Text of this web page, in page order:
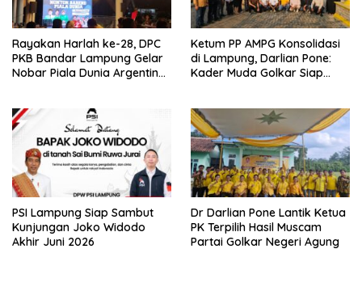
Rayakan Harlah ke-28, DPC
PKB Bandar Lampung Gelar
Nobar Piala Dunia Argentina
Ketum PP AMPG Konsolidasi
di Lampung, Darlian Pone:
Kader Muda Golkar Siap
PSI Lampung Siap Sambut
Kunjungan Joko Widodo
Akhir Juni 2026
Dr Darlian Pone Lantik Ketua
PK Terpilih Hasil Muscam
Partai Golkar Negeri Agung